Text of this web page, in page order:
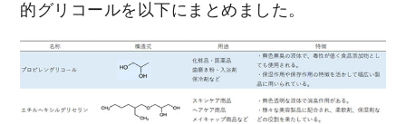
的グリコールを以下にまとめました。